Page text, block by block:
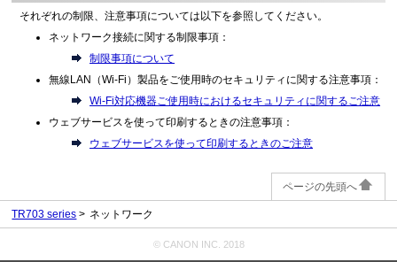
それぞれの制限、注意事項については以下を参照してください。
ネットワーク接続に関する制限事項：
制限事項について
無線LAN（Wi-Fi）製品をご使用時のセキュリティに関する注意事項：
Wi-Fi対応機器ご使用時におけるセキュリティに関するご注意
ウェブサービスを使って印刷するときの注意事項：
ウェブサービスを使って印刷するときのご注意
ページの先頭へ
TR703 series ネットワーク
© CANON INC. 2018